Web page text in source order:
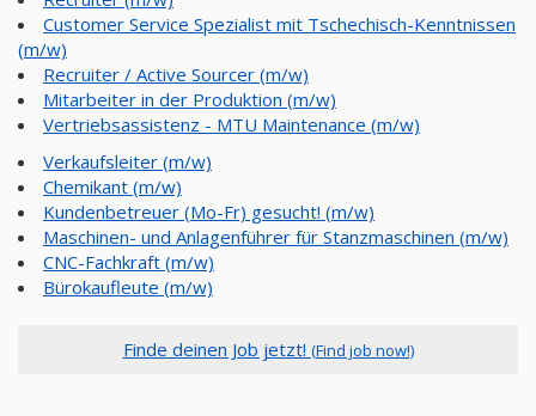
Customer Service Spezialist mit Tschechisch-Kenntnissen
(m/w)
Recruiter / Active Sourcer (m/w)
Mitarbeiter in der Produktion (m/w)
Vertriebsassistenz - MTU Maintenance (m/w)
Verkaufsleiter (m/w)
Chemikant (m/w)
Kundenbetreuer (Mo-Fr) gesucht! (m/w)
Maschinen- und Anlagenführer für Stanzmaschinen (m/w)
CNC-Fachkraft (m/w)
Bürokaufleute (m/w)
Finde deinen Job jetzt! (Find job now!)